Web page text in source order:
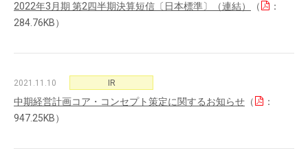
2022年3月期 第2四半期決算短信〔日本標準〕（連結） （
：
284.76KB）
2021.11.10 IR
中期経営計画コア・コンセプト策定に関するお知らせ （
：
947.25KB）